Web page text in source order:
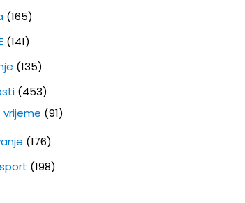
(165)
(141)
(135)
(453)
vrijeme (91)
(176)
(198)